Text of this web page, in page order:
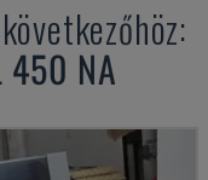
450 NA